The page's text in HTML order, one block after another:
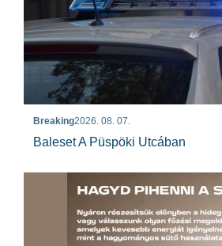
Breaking2026. 08. 07.
Baleset A Püspöki Utcában